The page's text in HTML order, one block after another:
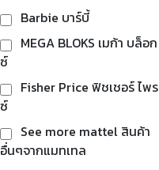
Barbie บาร์บี้
MEGA BLOKS เมก้า บล็อก
ซ์
Fisher Price ฟิชเชอร์ ไพร
ซ์
See more mattel สินค้า
อื่นๆจากแมทเทล